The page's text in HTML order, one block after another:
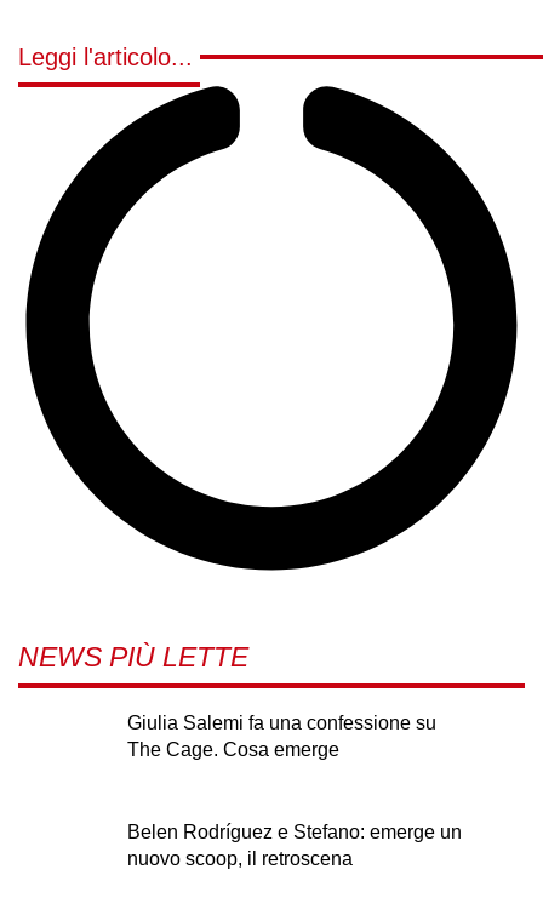
Leggi l'articolo...
NEWS PIÙ LETTE
Giulia Salemi fa una confessione su
The Cage. Cosa emerge
Belen Rodríguez e Stefano: emerge un
nuovo scoop, il retroscena